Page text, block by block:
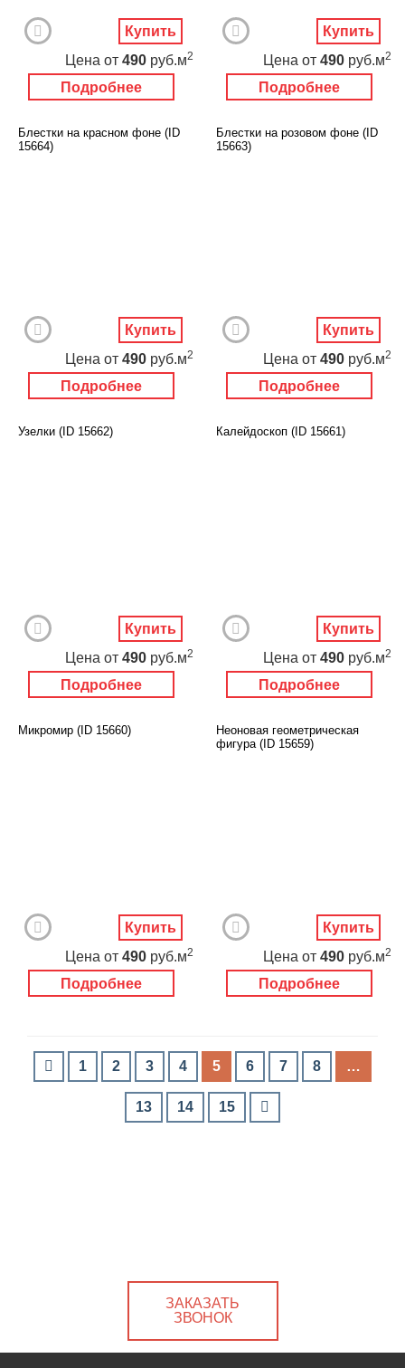
Подробнее
Цена от 490 руб.м2
Купить
Подробнее
Цена от 490 руб.м2
Купить
Блестки на красном фоне (ID
15664)
Подробнее
Цена от 490 руб.м2
Купить
Блестки на розовом фоне (ID
15663)
Подробнее
Цена от 490 руб.м2
Купить
Узелки (ID 15662)
Подробнее
Цена от 490 руб.м2
Купить
Калейдоскоп (ID 15661)
Подробнее
Цена от 490 руб.м2
Купить
Микромир (ID 15660)
Подробнее
Цена от 490 руб.м2
Купить
Неоновая геометрическая
фигура (ID 15659)
Подробнее
Цена от 490 руб.м2
Купить
1 2 3 4 5 6 7 8 …
13 14 15
ЗАКАЗАТЬ
ЗВОНОК